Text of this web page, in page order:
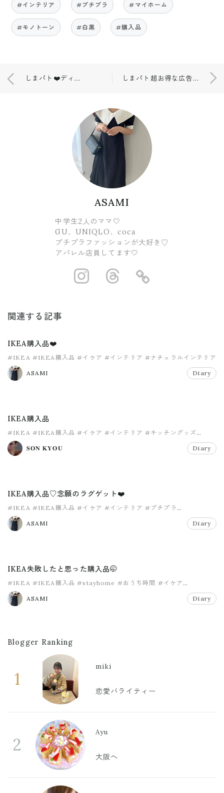
#インテリア #プチプラ #マイホーム
#モノトーン #白黒 #購入品
しまパト❤️ディズニー✨広告掲載商品購入❤️ しまパト超お得な広告掲載商品❤️
ASAMI
中学生2人のママ🤍
GU、UNIQLO、coca
プチプラファッションが大好き♡
アパレル店員してます🤍
https://https://
関連する記事
IKEA購入品❤️
#IKEA #IKEA購入品 #イケア #インテリア #ナチュラルインテリア
#プチプラ
ASAMI
Diary
IKEA購入品
#IKEA #IKEA購入品 #イケア #インテリア #キッチングッズ
#プチプラ
𝐒𝐎𝐍 𝐊𝐘𝐎𝐔
Diary
IKEA購入品♡念願のラグゲット❤️
#IKEA #IKEA購入品 #イケア #インテリア #プチプラ
#マイホーム
ASAMI
Diary
IKEA失敗したと思った購入品🤭
#IKEA #IKEA購入品 #stayhome #おうち時間 #イケア
#インテリア
ASAMI
Diary
Blogger Ranking
1
miki
恋愛バライティー
2
Ayu
大阪へ